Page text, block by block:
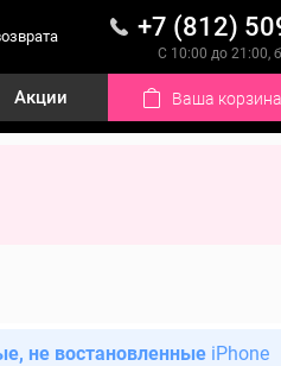
+7 (812)
С 10:00 до 21:00,
Акции Ваша
не востановленные iPhone